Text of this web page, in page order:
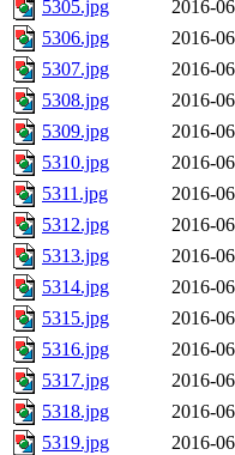
5305.jpg 2016-
5306.jpg
2016-
5307.jpg
2016-
5308.jpg
2016-
5309.jpg
2016-
5310.jpg
2016-
5311.jpg
2016-
5312.jpg
2016-
5313.jpg
2016-
5314.jpg
2016-
5315.jpg
2016-
5316.jpg
2016-
5317.jpg
2016-
5318.jpg
2016-
5319.jpg
2016-